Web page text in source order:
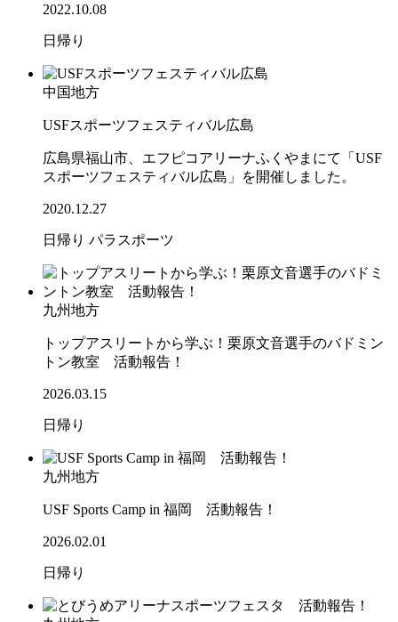
2022.10.08
日帰り
中国地方
USFスポーツフェスティバル広島
広島県福山市、エフピコアリーナふくやまにて「USF
スポーツフェスティバル広島」を開催しました。
2020.12.27
日帰り パラスポーツ
九州地方
トップアスリートから学ぶ！栗原文音選手のバドミン
トン教室 活動報告！
2026.03.15
日帰り
九州地方
USF Sports Camp in 福岡 活動報告！
2026.02.01
日帰り